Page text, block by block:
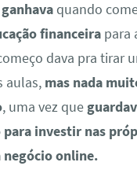
quando
financeirapara
dava pra tirar
aulas, mas nada
, uma vez que
investir nas
negócio online.